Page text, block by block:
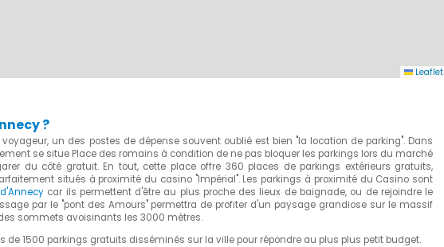
Leaflet
?
un des postes de dépense souvent oublié est bien "la location de parking". Dans
se situe Place des romains à condition de ne pas bloquer les parkings lors du marché
du côté gratuit. En tout, cette place offre 360 places de parkings extérieurs gratuits,
situés à proximité du casino "Impérial". Les parkings à proximité du Casino sont
car ils permettent d'être au plus proche des lieux de baignade, ou de rejoindre le
par le "pont des Amours" permettra de profiter d'un paysage grandiose sur le massif
sommets avoisinants les 3000 mètres.
1500 parkings gratuits disséminés sur la ville pour répondre au plus plus petit budget.